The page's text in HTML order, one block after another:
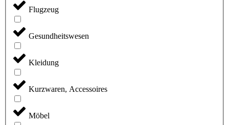
Flugzeug
Gesundheitswesen
Kleidung
Kurzwaren, Accessoires
Möbel